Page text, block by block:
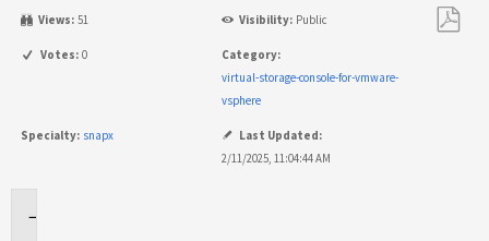
Views: 51 Visibility: Public
Votes: 0
Category:
virtual-storage-console-for-vmware-
vsphere
Specialty: snapx
Last Updated:
2/11/2025, 11:04:44 AM